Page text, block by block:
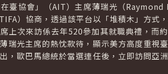
協會」（AIT）主席薄瑞光（
）協商，透過該平台以「堆積木」方式
次來訪係去年520參加其就職典禮，而
瑞光主席的熱忱款待，顯示美方高度重視
，歐巴馬總統於當選連任後，立即訪問亞